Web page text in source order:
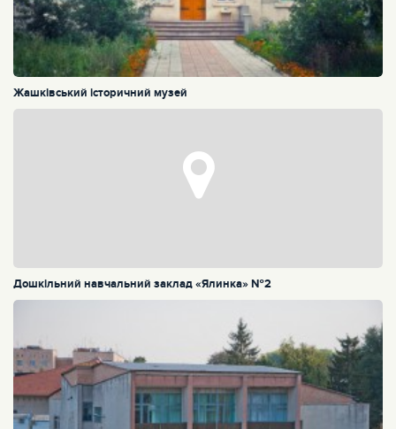
Жашківський історичний музей
Дошкільний навчальний заклад «Ялинка» №2